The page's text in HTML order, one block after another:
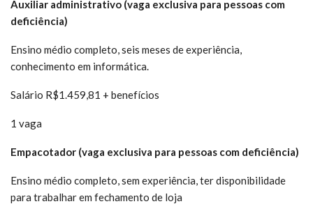
Auxiliar administrativo (vaga exclusiva para pessoas com
deficiência)
Ensino médio completo, seis meses de experiência,
conhecimento em informática.
Salário R$1.459,81 + benefícios
1 vaga
Empacotador (vaga exclusiva para pessoas com deficiência)
Ensino médio completo, sem experiência, ter disponibilidade
para trabalhar em fechamento de loja